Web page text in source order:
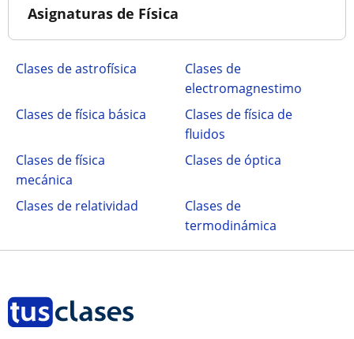
Asignaturas de Física
Clases de astrofísica
Clases de
electromagnestimo
Clases de física básica
Clases de física de
fluidos
Clases de física
mecánica
Clases de óptica
Clases de relatividad
Clases de
termodinámica